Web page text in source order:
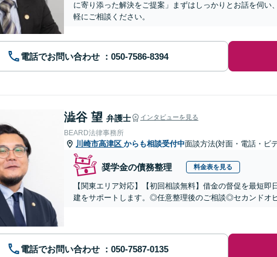
に寄り添った解決をご提案」まずはしっかりとお話を伺
軽にご相談ください。
電話でお問い合わせ
澁谷 望 弁護士 インタビューを見る
BEARD法律事務所
川崎市高津区 からも相談受付中面談方法(対面・電話・ビ
奨学金の債務整理 料金表を見る
【関東エリア対応】【初回相談無料】借金の督促を最短
建をサポートします。◎任意整理後のご相談◎セカンドオ
電話でお問い合わせ